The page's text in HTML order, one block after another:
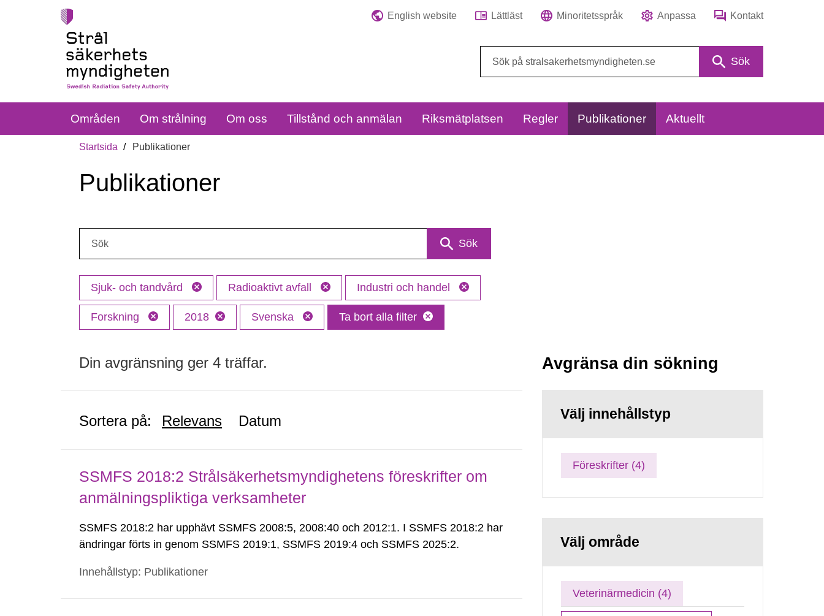
English website Lättläst Minoritetsspråk Anpassa Kontakt
Sök
Områden Om strålning Om oss Tillstånd och anmälan Riksmätplatsen Regler Publikationer Aktuellt
Startsida Publikationer
Publikationer
Sök
Sjuk- och tandvård Radioaktivt avfall Industri och handel
Forskning 2018 Svenska Ta bort alla filter
Din avgränsning ger 4 träffar.
Sortera på: Relevans Datum
SSMFS 2018:2 Strålsäkerhetsmyndighetens föreskrifter om
anmälningspliktiga verksamheter
SSMFS 2018:2 har upphävt SSMFS 2008:5, 2008:40 och 2012:1. I SSMFS 2018:2 har
ändringar förts in genom SSMFS 2019:1, SSMFS 2019:4 och SSMFS 2025:2.
Innehållstyp: Publikationer
Avgränsa din sökning
Välj innehållstyp
Föreskrifter (4)
Välj område
Veterinärmedicin (4)